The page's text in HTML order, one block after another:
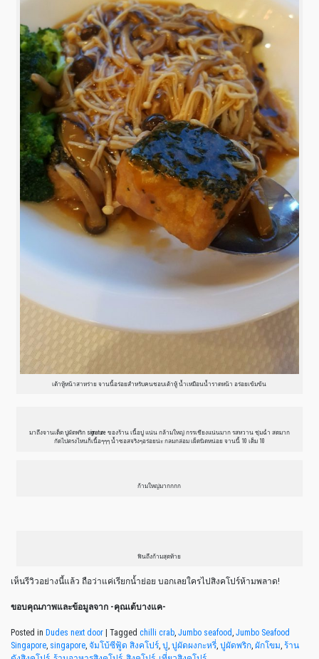
เต้าหู้หน้าสาหร่าย จานนี้อร่อยสำหรับคนชอบเต้าหู้ น้ำเหมือนน้ำราดหน้า อร่อยเข้มข้น
มาถึงจานเด็ด ปูผัดพริก signature ของร้าน เนื้อปู แน่น กล้ามใหญ่ กรรเชียงแน่นมาก รสหวาน ชุ่มฉ่ำ สดมาก
กัดไปตรงไหนก็เนื้อๆๆๆ น้ำซอสจริงๆอร่อยน่ะ กลมกล่อม เผ็ดนิดหน่อย จานนี้ 10 เต็ม 10
ก้ามใหญ่มากกกก
ฟินถึงก้ามสุดท้าย
เห็นรีวิวอย่างนี้แล้ว ถือว่าแค่เรียกน้ำย่อย บอกเลยใครไปสิงคโปร์ห้ามพลาด!
ขอบคุณภาพและข้อมูลจาก -คุณเต้บางแค-
Posted in Dudes next door Tagged chilli crab, Jumbo seafood, Jumbo Seafood
Singapore, singapore, จัมโบ้ซีฟู้ด สิงคโปร์, ปู, ปูผัดผงกะหรี่, ปูผัดพริก, ผักโขม, ร้าน